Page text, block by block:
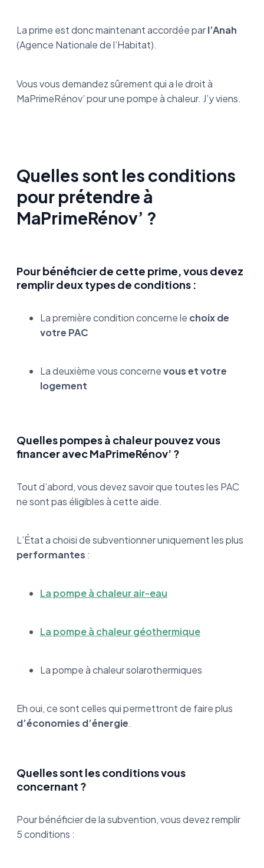
La prime est donc maintenant accordée parl’Anah
(Agence Nationale de l’Habitat).
Vous vous demandez sûrement qui a le droit à
MaPrimeRénov’ pour une pompe à chaleur. J’y viens.
Quelles sont les conditions
pour prétendre à
MaPrimeRénov’ ?
Pour bénéficier de cette prime, vous devez
remplir deux types de conditions :
La première condition concerne le choix de
votre PAC
La deuxième vous concernevous et votre
logement
Quelles pompes à chaleur pouvez vous
financer avec MaPrimeRénov’ ?
Tout d’abord, vous devez savoir que toutes les PAC
ne sont pas éligibles à cette aide.
L’État a choisi de subventionner uniquement les plus
performantes :
La pompe à chaleur air-eau
La pompe à chaleur géothermique
La pompe à chaleur solarothermiques
Eh oui, ce sont celles qui permettront de faire plus
d’économies d’énergie.
Quelles sont les conditions vous
concernant ?
Pour bénéficier de la subvention, vous devez remplir
5 conditions :